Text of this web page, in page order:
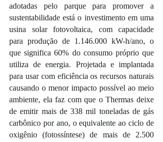
adotadas pelo parque para promover a
sustentabilidade está o investimento em uma
usina solar fotovoltaica, com capacidade
para produção de 1.146.000 kW-h/ano, o
que significa 60% do consumo próprio que
utiliza de energia. Projetada e implantada
para usar com eficiência os recursos naturais
causando o menor impacto possível ao meio
ambiente, ela faz com que o Thermas deixe
de emitir mais de 338 mil toneladas de gás
carbônico por ano, o equivalente ao ciclo de
oxigênio (fotossíntese) de mais de 2.500